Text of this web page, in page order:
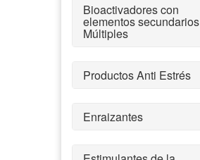
Bioactivadores con
elementos secundarios
Múltiples
Productos Anti Estrés
Enraizantes